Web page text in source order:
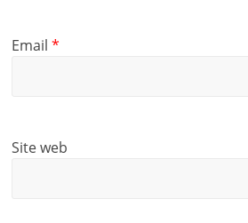
Email*
Site web